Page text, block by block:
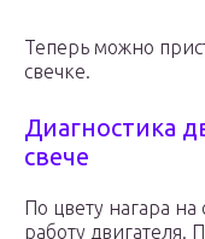
Теперь можно
свечке.
Диагностика
свече
По цвету нагара
работу двигателя.